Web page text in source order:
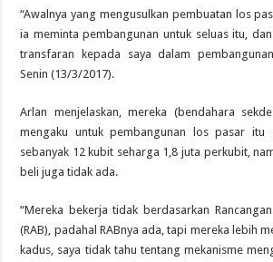
“Awalnya yang mengusulkan pembuatan los
ia meminta pembangunan untuk seluas itu,
transfaran kepada saya dalam
Senin (13/3/2017).
Arlan menjelaskan, mereka (bendahara
mengaku untuk pembangunan los pasar itu
sebanyak 12 kubit seharga 1,8 juta perkubit,
beli juga tidak ada.
“Mereka bekerja tidak berdasarkan
(RAB), padahal RABnya ada, tapi mereka lebih
kadus, saya tidak tahu tentang mekanisme